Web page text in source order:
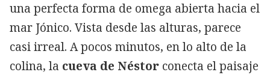
una perfecta forma de omega abierta hacia el
mar Jónico. Vista desde las alturas, parece
casi irreal. A pocos minutos, en lo alto de la
colina, la cueva de Néstor conecta el paisaje